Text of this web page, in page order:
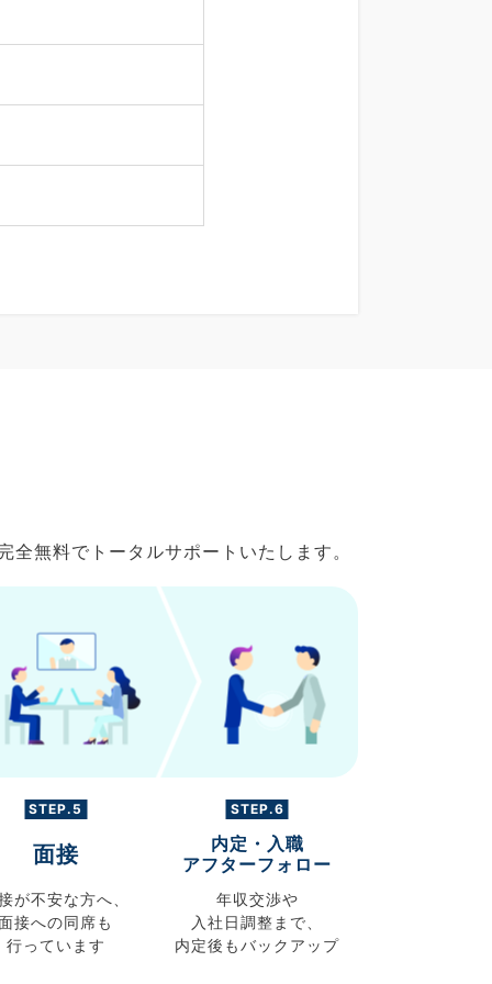
無料でトータルサポートいたします。
STEP.5
面接
が不安な方へ、
接への同席も
行っています
STEP.6
内定・入職
アフターフォロー
年収交渉や
入社日調整まで、
内定後もバックアップ